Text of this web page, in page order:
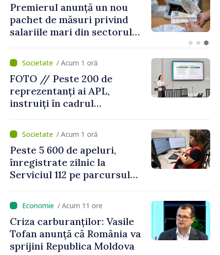
Agenda evenimentelor, joi, 6
august
/ Acum 1 oră
FOTO // Peste 200 de
reprezentanți ai APL,
instruiți în cadrul
Mediu privind aplicarea a
două regulamente din
domeniu
/ Acum 1 oră
Peste 5 600 de apeluri,
înregistrate zilnic la
Serviciul 112 pe parcursul
cetățeni au solicitat
ambulanța/ Acum 11 ore
Criza carburanților: Vasile
Tofan anunță că România va
sprijini Republica Moldova